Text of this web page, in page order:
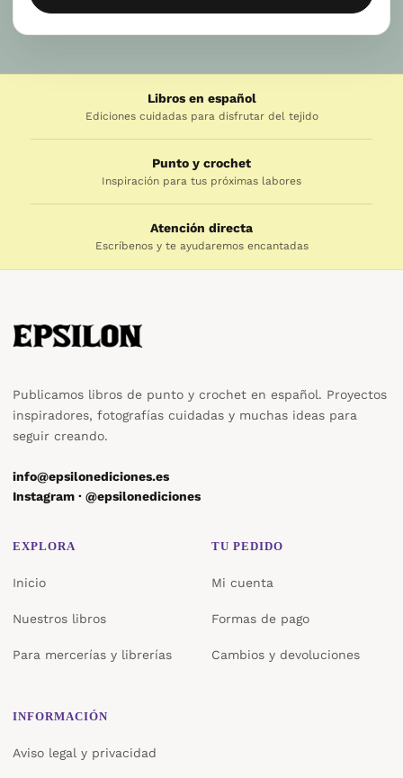
Libros en español
Ediciones cuidadas para disfrutar del tejido
Punto y crochet
Inspiración para tus próximas labores
Atención directa
Escríbenos y te ayudaremos encantadas
Publicamos libros de punto y crochet en español. Proyectos
inspiradores, fotografías cuidadas y muchas ideas para
seguir creando.
info@epsilonediciones.es
Instagram · @epsilonediciones
EXPLORA
Inicio
Nuestros libros
Para mercerías y librerías
TU PEDIDO
Mi cuenta
Formas de pago
Cambios y devoluciones
INFORMACIÓN
Aviso legal y privacidad